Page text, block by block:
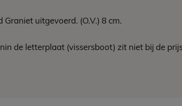
uitgevoerd. (O.V.) 8 cm.
de letterplaat (vissersboot) zit niet bij de